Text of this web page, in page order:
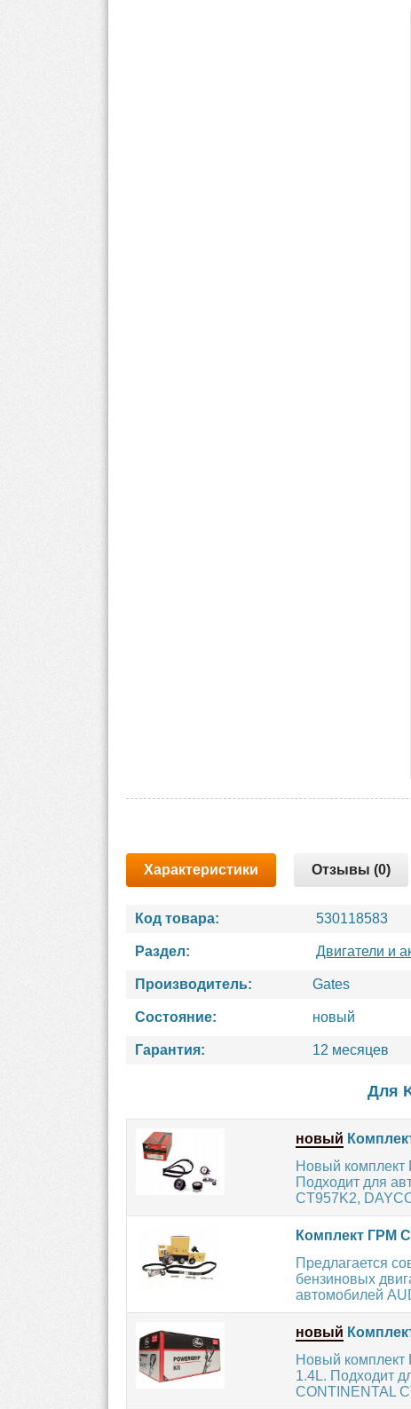
Характеристики Отзывы (0)
Код товара: 530118583
Раздел: Двигатели и
Производитель: Gates
Состояние: новый
Гарантия: 12 месяцев
Для
новый
Новый комплект
Подходит для
CT957K2,
Комплект ГРМ
Предлагается
бензиновых
автомобилей
новый
Новый комплект
1.4L. Подходит
CONTINENTAL